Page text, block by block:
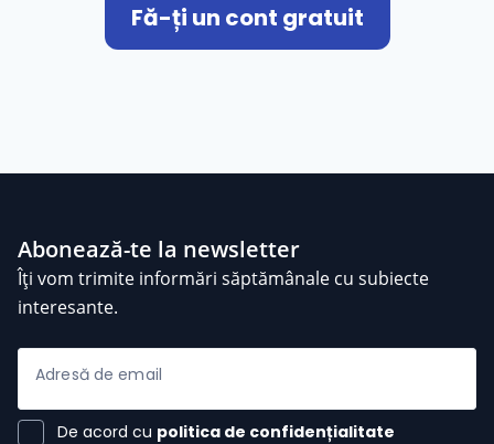
Fă-ți un cont gratuit
Abonează-te la newsletter
Îți vom trimite informări săptămânale cu subiecte
interesante.
Adresă de email
De acord cu politica de confidențialitate